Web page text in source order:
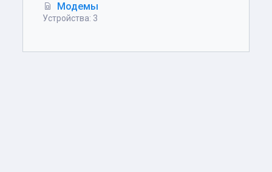
Модемы
Устройства: 3